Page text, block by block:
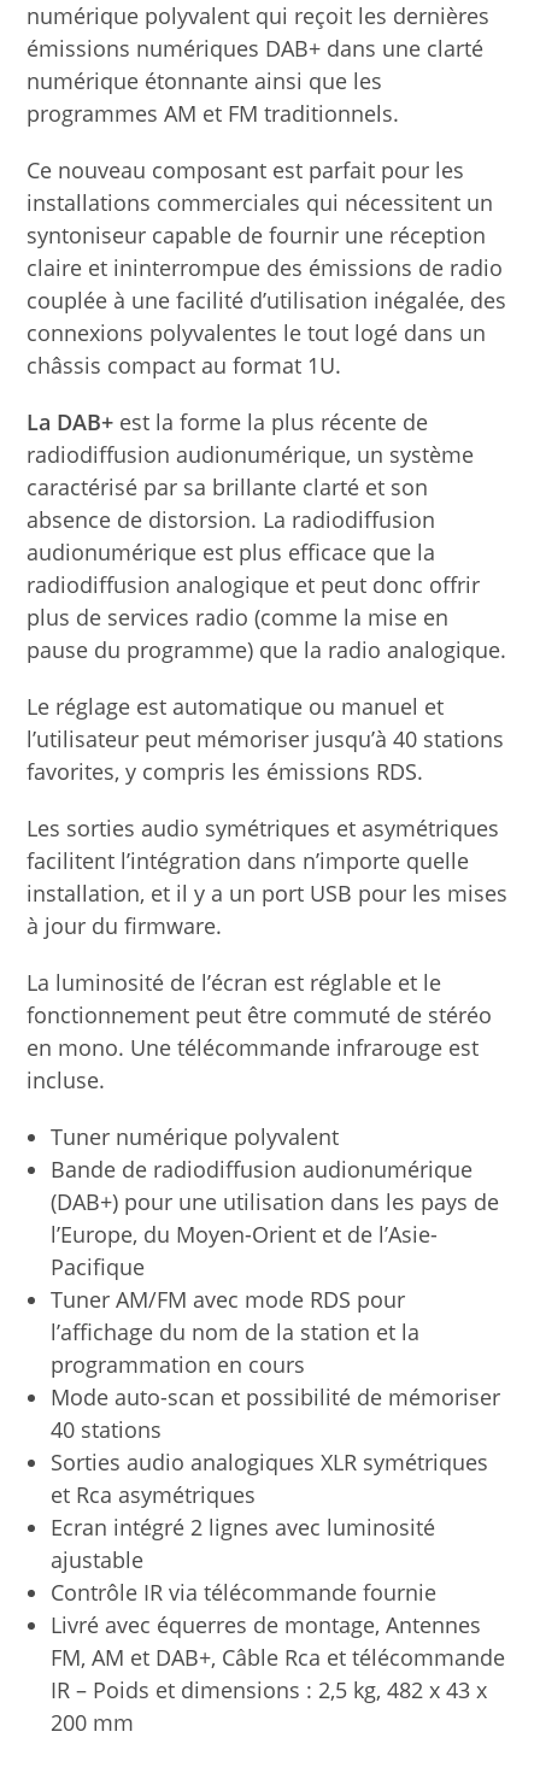
numérique polyvalent qui reçoit les dernières
émissions numériques DAB+ dans une clarté
numérique étonnante ainsi que les
programmes AM et FM traditionnels.
Ce nouveau composant est parfait pour les
installations commerciales qui nécessitent un
syntoniseur capable de fournir une réception
claire et ininterrompue des émissions de radio
couplée à une facilité d’utilisation inégalée, des
connexions polyvalentes le tout logé dans un
châssis compact au format 1U.
La DAB+ est la forme la plus récente de
radiodiffusion audionumérique, un système
caractérisé par sa brillante clarté et son
absence de distorsion. La radiodiffusion
audionumérique est plus efficace que la
radiodiffusion analogique et peut donc offrir
plus de services radio (comme la mise en
pause du programme) que la radio analogique.
Le réglage est automatique ou manuel et
l’utilisateur peut mémoriser jusqu’à 40 stations
favorites, y compris les émissions RDS.
Les sorties audio symétriques et asymétriques
facilitent l’intégration dans n’importe quelle
installation, et il y a un port USB pour les mises
à jour du firmware.
La luminosité de l’écran est réglable et le
fonctionnement peut être commuté de stéréo
en mono. Une télécommande infrarouge est
incluse.
Tuner numérique polyvalent
Bande de radiodiffusion audionumérique
(DAB+) pour une utilisation dans les pays de
l’Europe, du Moyen-Orient et de l’Asie-
Pacifique
Tuner AM/FM avec mode RDS pour
l’affichage du nom de la station et la
programmation en cours
Mode auto-scan et possibilité de mémoriser
40 stations
Sorties audio analogiques XLR symétriques
et Rca asymétriques
Ecran intégré 2 lignes avec luminosité
ajustable
Contrôle IR via télécommande fournie
Livré avec équerres de montage, Antennes
FM, AM et DAB+, Câble Rca et télécommande
IR – Poids et dimensions : 2,5 kg, 482 x 43 x
200 mm